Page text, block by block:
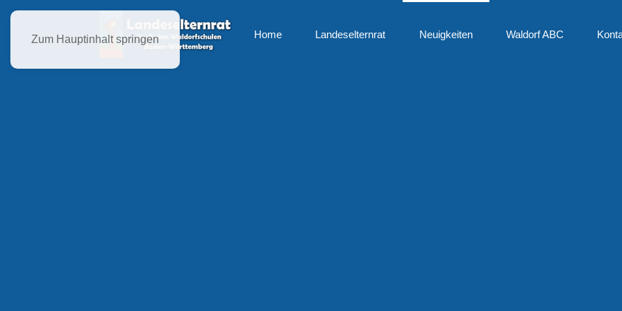
Zum Hauptinhalt springen Home Landeselternrat Neuigkeiten Waldorf ABC